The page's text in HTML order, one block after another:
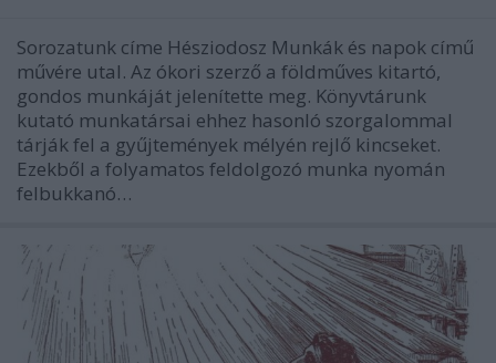
Sorozatunk címe Hésziodosz Munkák és napok című
művére utal. Az ókori szerző a földműves kitartó,
gondos munkáját jelenítette meg. Könyvtárunk
kutató munkatársai ehhez hasonló szorgalommal
tárják fel a gyűjtemények mélyén rejlő kincseket.
Ezekből a folyamatos feldolgozó munka nyomán
felbukkanó…